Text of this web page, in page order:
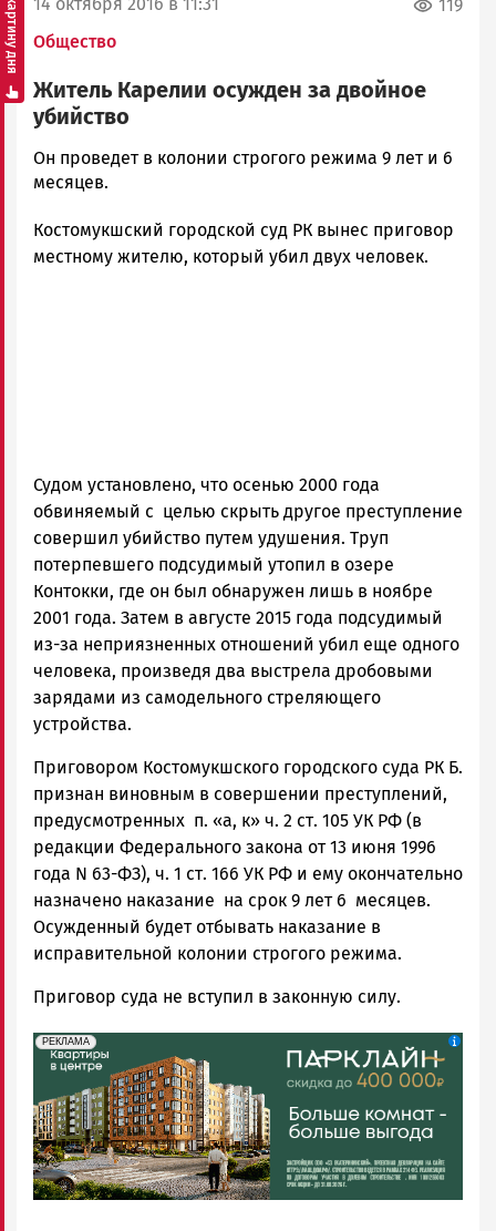
Общество
119
Житель Карелии осужден за двойное
убийство
Корректор
Новости
и
Карелии
Он проведет в колонии строгого режима 9 лет и 6
месяцев.
Костомукшский городской суд РК вынес приговор
местному жителю, который убил двух человек.
Судом установлено, что осенью 2000 года
обвиняемый с целью скрыть другое преступление
совершил убийство путем удушения. Труп
потерпевшего подсудимый утопил в озере
Контокки, где он был обнаружен лишь в ноябре
2001 года. Затем в августе 2015 года подсудимый
из-за неприязненных отношений убил еще одного
человека, произведя два выстрела дробовыми
зарядами из самодельного стреляющего
устройства.
Приговором Костомукшского городского суда РК Б.
признан виновным в совершении преступлений,
предусмотренных п. «а, к» ч. 2 ст. 105 УК РФ (в
редакции Федерального закона от 13 июня 1996
года N 63-ФЗ), ч. 1 ст. 166 УК РФ и ему окончательно
назначено наказание на срок 9 лет 6 месяцев.
Осужденный будет отбывать наказание в
исправительной колонии строгого режима.
Приговор суда не вступил в законную силу.
erid: 2SDnjdeSPnB
РЕКЛАМА
Реклама